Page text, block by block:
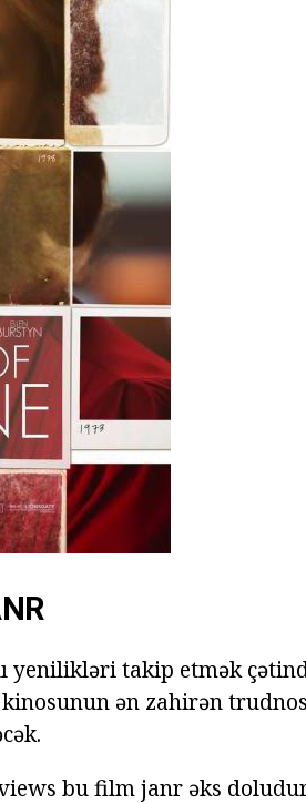
yenilikləri takip etmək
ən zahirən
bu film janr əks